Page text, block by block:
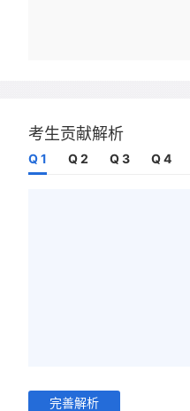
考生贡献解析
Q 1 Q 2 Q 3 Q 4
完善解析